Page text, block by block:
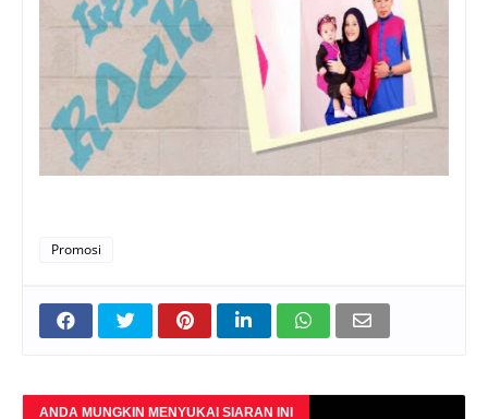
Promosi
ANDA MUNGKIN MENYUKAI SIARAN INI